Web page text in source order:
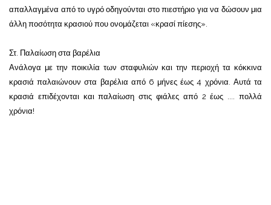
απαλλαγμένα από το υγρό οδηγούνται στο πιεστήριο για να δώσουν μια
άλλη ποσότητα κρασιού που ονομάζεται «κρασί πίεσης».
Στ. Παλαίωση στα βαρέλια
Ανάλογα με την ποικιλία των σταφυλιών και την περιοχή τα κόκκινα
κρασιά παλαιώνουν στα βαρέλια από 6 μήνες έως 4 χρόνια. Αυτά τα
κρασιά επιδέχονται και παλαίωση στις φιάλες από 2 έως .... πολλά
χρόνια!